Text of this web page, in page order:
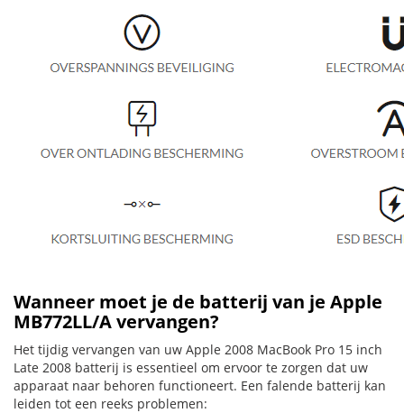
Wanneer moet je de batterij van je Apple
MB772LL/A vervangen?
Het tijdig vervangen van uw Apple 2008 MacBook Pro 15 inch
Late 2008 batterij is essentieel om ervoor te zorgen dat uw
apparaat naar behoren functioneert. Een falende batterij kan
leiden tot een reeks problemen: